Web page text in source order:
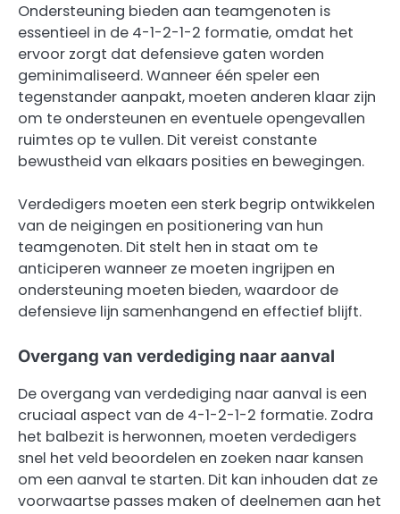
Ondersteuning bieden aan teamgenoten is
essentieel in de 4-1-2-1-2 formatie, omdat het
ervoor zorgt dat defensieve gaten worden
geminimaliseerd. Wanneer één speler een
tegenstander aanpakt, moeten anderen klaar zijn
om te ondersteunen en eventuele opengevallen
ruimtes op te vullen. Dit vereist constante
bewustheid van elkaars posities en bewegingen.
Verdedigers moeten een sterk begrip ontwikkelen
van de neigingen en positionering van hun
teamgenoten. Dit stelt hen in staat om te
anticiperen wanneer ze moeten ingrijpen en
ondersteuning moeten bieden, waardoor de
defensieve lijn samenhangend en effectief blijft.
Overgang van verdediging naar aanval
De overgang van verdediging naar aanval is een
cruciaal aspect van de 4-1-2-1-2 formatie. Zodra
het balbezit is herwonnen, moeten verdedigers
snel het veld beoordelen en zoeken naar kansen
om een aanval te starten. Dit kan inhouden dat ze
voorwaartse passes maken of deelnemen aan het